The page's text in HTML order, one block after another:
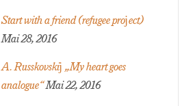
Start with a friend (refugee project)
Mai 28, 2016
A. Russkovskij „My heart goes
analogue“Mai 22, 2016